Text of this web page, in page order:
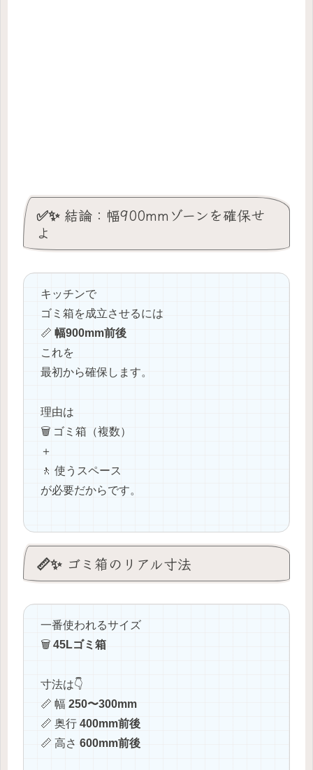
✅✨ 結論：幅900mmゾーンを確保せ
よ
キッチンで
ゴミ箱を成立させるには
📏 幅900mm前後
これを
最初から確保します。
理由は
🗑️ ゴミ箱（複数）
＋
🚶 使うスペース
が必要だからです。
📏✨ ゴミ箱のリアル寸法
一番使われるサイズ
🗑️ 45Lゴミ箱
寸法は👇
📏 幅 250〜300mm
📏 奥行 400mm前後
📏 高さ 600mm前後